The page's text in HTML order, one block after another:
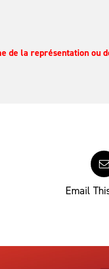
de la représentation ou
Email